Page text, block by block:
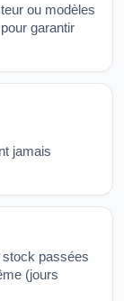
ou modèles
garantir
jamais
passées
(jours